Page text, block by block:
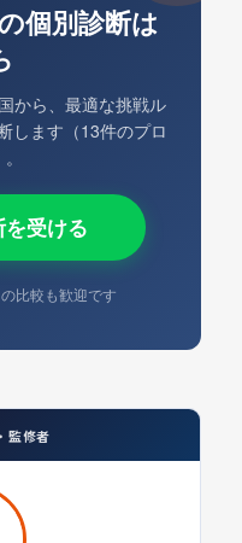
個別診断は
から、最適な挑戦ル
します（13件のプロ
受ける
比較も歓迎です
監修者